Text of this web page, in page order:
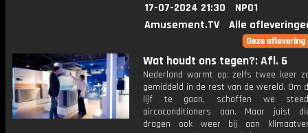
17-07-2024 21:30
NPO1
Amusement.TV
Alle
Wat houdt ons tegen?: Afl. 6
Nederland warmt op: zelfs twee keer
gemiddeld in de rest van de wereld. Om
lijf te gaan, schaffen we
aircoconditioners aan. Maar juist
dragen ook weer bij aan